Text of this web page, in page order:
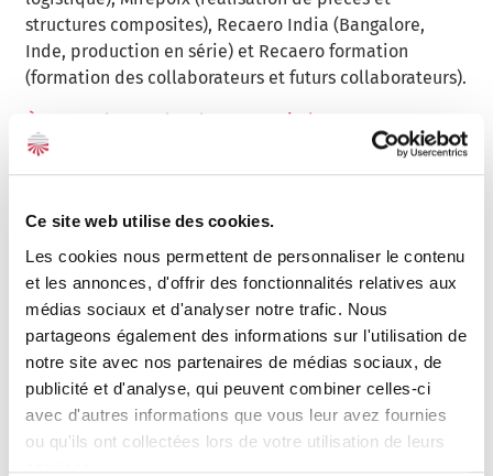
Ce site web utilise des cookies.
Les cookies nous permettent de personnaliser le contenu
et les annonces, d'offrir des fonctionnalités relatives aux
médias sociaux et d'analyser notre trafic. Nous
partageons également des informations sur l'utilisation de
notre site avec nos partenaires de médias sociaux, de
publicité et d'analyse, qui peuvent combiner celles-ci
avec d'autres informations que vous leur avez fournies
ou qu'ils ont collectées lors de votre utilisation de leurs
structures composites), Recaero India (Bangalore,
Inde, production en série) et Recaero formation
(formation des collaborateurs et futurs collaborateurs).
À propos de Grand Sud Ouest Capital
Grand Sud-Ouest Capital est une société de capital
investissement du groupe Crédit Agricole en région,
Crédit Agricole du Sud-Ouest (Toulouse 31, Aquitaine,
Pyrénées-Gascogne, Nord Midi-Pyrénées, Charente-
Périgord). Structure « evergreen », Grand Sud-Ouest
Capital est un partenaire de long terme des PME et ETI
de son territoire. Grand Sud-Ouest Capital
accompagne des équipes de managers expérimentés
ouvertes à un partenariat capitalistique impliquant
des échanges d’informations réguliers et
contradictoires. Grand Sud-Ouest Capital est une SCR